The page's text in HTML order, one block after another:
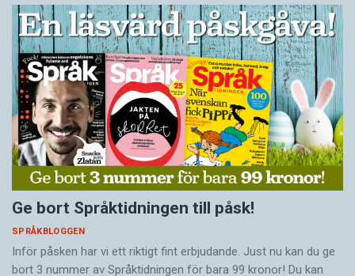
Ge bort Språktidningen till påsk!
SPRÅKBLOGGEN
Inför påsken har vi ett riktigt fint erbjudande. Just nu kan du ge
bort 3 nummer av Språktidningen för bara 99 kronor! Du kan